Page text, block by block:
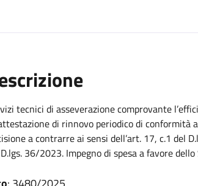
tecnici di asseverazione comprovante
di rinnovo periodico di conformità
a contrarre ai sensi dell’art. 17, c.1 del
36/2023. Impegno di spesa a favore